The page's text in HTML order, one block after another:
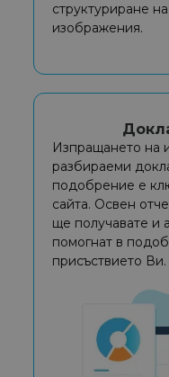
структуриране
изображения.
Изпращането на
разбираеми
подобрение е
сайта. Освен
ще получавате и
помогнат в
присъствието Ви.